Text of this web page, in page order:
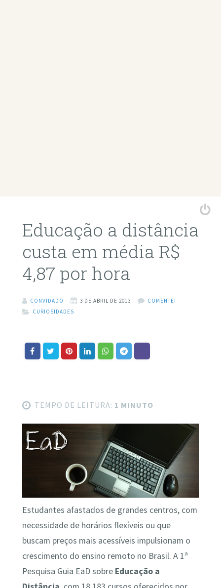
Educação a distância
custa em média R$
4,87 por hora
CONVIDADO 3 DE ABRIL DE 2013
COMENTE!
CURIOSIDADES
TEMPO DE LEITURA: 1 MINUTO
Estudantes afastados de grandes centros, com
necessidade de horários flexíveis ou que
buscam preços mais acessíveis impulsionam o
crescimento do ensino remoto no Brasil. A 1ª
Pesquisa Guia EaD sobre Educação a